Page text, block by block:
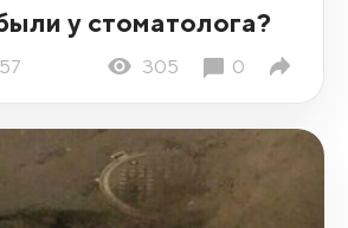
у стоматолога?
305 0